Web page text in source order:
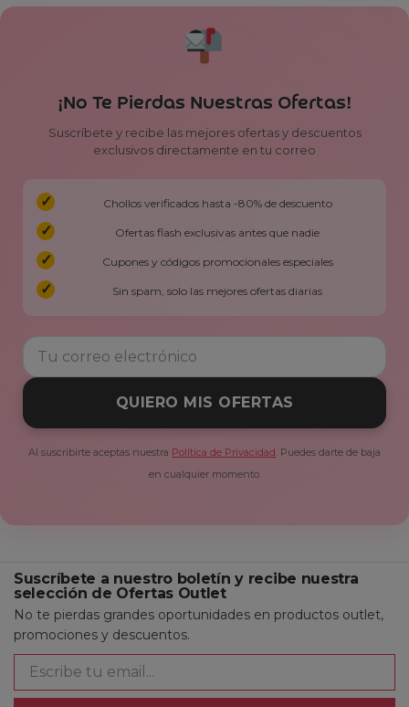
¡No Te Pierdas Nuestras Ofertas!
Suscríbete y recibe las mejores ofertas y descuentos
exclusivos directamente en tu correo
Chollos verificados hasta -80% de descuento
Ofertas flash exclusivas antes que nadie
Cupones y códigos promocionales especiales
Sin spam, solo las mejores ofertas diarias
QUIERO MIS OFERTAS
Al suscribirte aceptas nuestra Política de Privacidad . Puedes darte de baja
en cualquier momento.
Suscríbete a nuestro boletín y recibe nuestra
selección de Ofertas Outlet
No te pierdas grandes oportunidades en productos outlet,
promociones y descuentos.